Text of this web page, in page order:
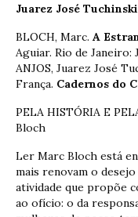
Juarez José
BLOCH, Marc. A
Aguiar. Rio de Janeiro:
ANJOS, Juarez José
França. Cadernos do
PELA HISTÓRIA E
Bloch
Ler Marc Bloch está
mais renovam o
atividade que propõe
ao ofício: o da